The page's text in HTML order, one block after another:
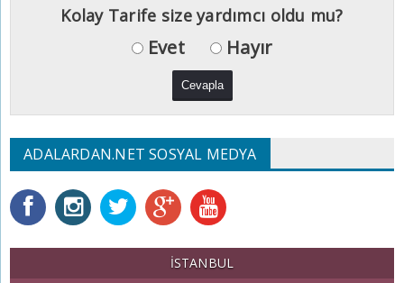
Kolay Tarife size yardımcı oldu mu?
Evet Hayır
ADALARDAN.NET SOSYAL MEDYA
İSTANBUL